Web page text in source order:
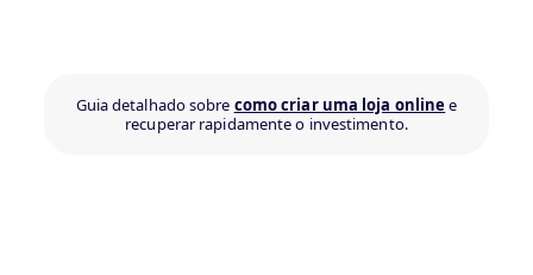
Guia detalhado sobre como criar uma loja onlinee
recuperar rapidamente o investimento.